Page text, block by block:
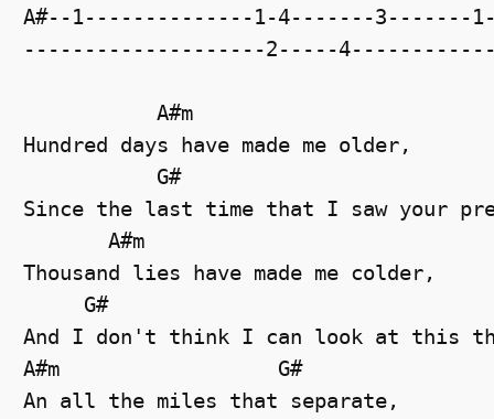
A#--1--------------1-4-------
--------------------2-----
           A#m
Hundred days have made me older,
G#
Since the last time that I saw your
       A#m
Thousand lies have made me colder,
     G#
And I don't think I can look at this
A#m                  G#
An all the miles that separate,